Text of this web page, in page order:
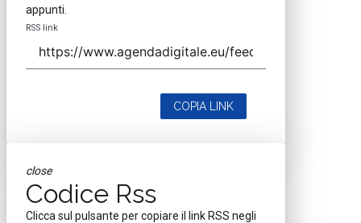
appunti.
RSS link
COPIA LINK
close
Codice Rss
Clicca sul pulsante per copiare il link RSS negli